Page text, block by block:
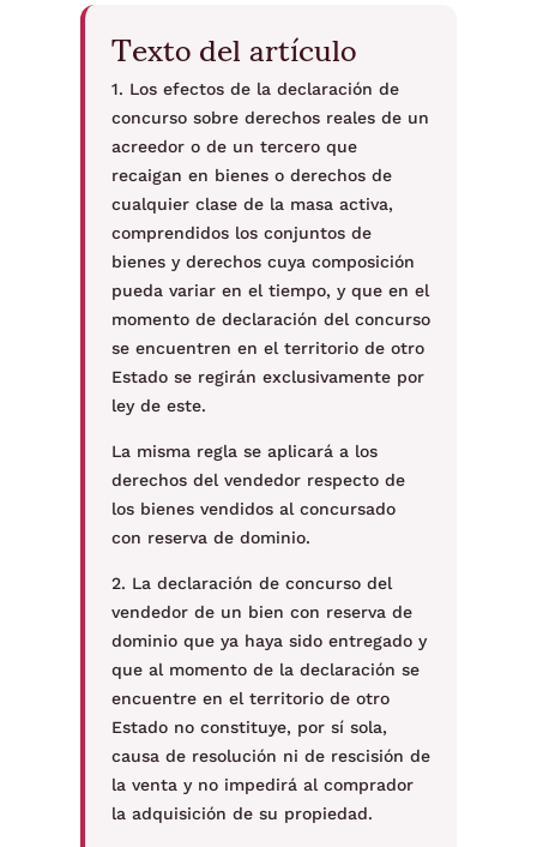
Texto del artículo
1. Los efectos de la declaración de
concurso sobre derechos reales de un
acreedor o de un tercero que
recaigan en bienes o derechos de
cualquier clase de la masa activa,
comprendidos los conjuntos de
bienes y derechos cuya composición
pueda variar en el tiempo, y que en el
momento de declaración del concurso
se encuentren en el territorio de otro
Estado se regirán exclusivamente por
ley de este.
La misma regla se aplicará a los
derechos del vendedor respecto de
los bienes vendidos al concursado
con reserva de dominio.
2. La declaración de concurso del
vendedor de un bien con reserva de
dominio que ya haya sido entregado y
que al momento de la declaración se
encuentre en el territorio de otro
Estado no constituye, por sí sola,
causa de resolución ni de rescisión de
la venta y no impedirá al comprador
la adquisición de su propiedad.